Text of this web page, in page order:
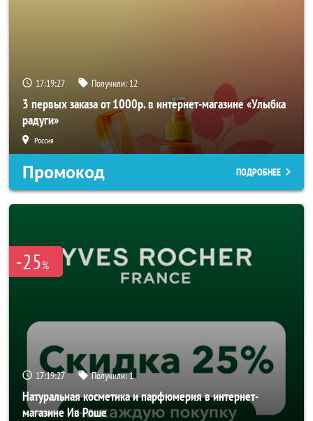
17:19:25 Получили: 12
3 первых заказа от 1000р. в интернет-магазине «Улыбка
радуги»
Россия
Промокод ПОДРОБНЕЕ
-25%
17:19:25 Получили:1
Натуральная косметика и парфюмерия в интернет-
магазине Ив Роше